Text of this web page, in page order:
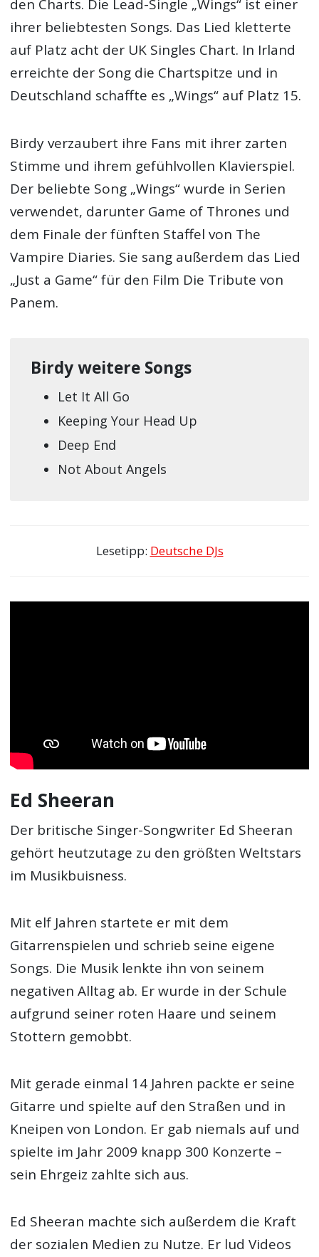
den Charts. Die Lead-Single „Wings“ ist einer
ihrer beliebtesten Songs. Das Lied kletterte
auf Platz acht der UK Singles Chart. In Irland
erreichte der Song die Chartspitze und in
Deutschland schaffte es „Wings“ auf Platz 15.
Birdy verzaubert ihre Fans mit ihrer zarten
Stimme und ihrem gefühlvollen Klavierspiel.
Der beliebte Song „Wings“ wurde in Serien
verwendet, darunter Game of Thrones und
dem Finale der fünften Staffel von The
Vampire Diaries. Sie sang außerdem das Lied
„Just a Game“ für den Film Die Tribute von
Panem.
Birdy weitere Songs
Let It All Go
Keeping Your Head Up
Deep End
Not About Angels
Lesetipp: Deutsche DJs
Ed Sheeran
Der britische Singer-Songwriter Ed Sheeran
gehört heutzutage zu den größten Weltstars
im Musikbuisness.
Mit elf Jahren startete er mit dem
Gitarrenspielen und schrieb seine eigene
Songs. Die Musik lenkte ihn von seinem
negativen Alltag ab. Er wurde in der Schule
aufgrund seiner roten Haare und seinem
Stottern gemobbt.
Mit gerade einmal 14 Jahren packte er seine
Gitarre und spielte auf den Straßen und in
Kneipen von London. Er gab niemals auf und
spielte im Jahr 2009 knapp 300 Konzerte –
sein Ehrgeiz zahlte sich aus.
Ed Sheeran machte sich außerdem die Kraft
der sozialen Medien zu Nutze. Er lud Videos